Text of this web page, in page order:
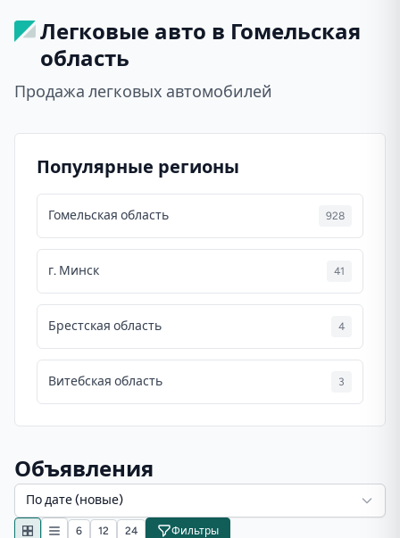
Легковые авто в Гомельская
область
Продажа легковых автомобилей
Популярные регионы
Гомельская область 928
г. Минск 41
Брестская область 4
Витебская область 3
Объявления
По дате (новые)
6 12 24 Фильтры